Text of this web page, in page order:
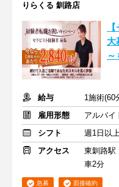
りらくる 釧路店
大
～
給与
1施術(60
雇用形態
アルバイ
シフト
週1日以
アクセス
東釧路駅
車2分
急募 面接確約